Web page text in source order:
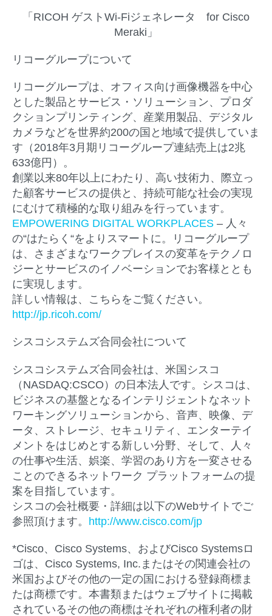
「RICOH ゲストWi-Fiジェネレータ for Cisco
Meraki」
リコーグループについて
リコーグループは、オフィス向け画像機器を中心
とした製品とサービス・ソリューション、プロダ
クションプリンティング、産業用製品、デジタル
カメラなどを世界約200の国と地域で提供していま
す（2018年3月期リコーグループ連結売上は2兆
633億円）。
創業以来80年以上にわたり、高い技術力、際立っ
た顧客サービスの提供と、持続可能な社会の実現
にむけて積極的な取り組みを行っています。
EMPOWERING DIGITAL WORKPLACES – 人々
の“はたらく“をよりスマートに。リコーグループ
は、さまざまなワークプレイスの変革をテクノロ
ジーとサービスのイノベーションでお客様ととも
に実現します。
詳しい情報は、こちらをご覧ください。
http://jp.ricoh.com/
シスコシステムズ合同会社について
シスコシステムズ合同会社は、米国シスコ
（NASDAQ:CSCO）の日本法人です。シスコは、
ビジネスの基盤となるインテリジェントなネット
ワーキングソリューションから、音声、映像、デ
ータ、ストレージ、セキュリティ、エンターテイ
メントをはじめとする新しい分野、そして、人々
の仕事や生活、娯楽、学習のあり方を一変させる
ことのできるネットワーク プラットフォームの提
案を目指しています。
シスコの会社概要・詳細は以下のWebサイトでご
参照頂けます。 http://www.cisco.com/jp
*Cisco、Cisco Systems、およびCisco Systemsロ
ゴは、Cisco Systems, Inc.またはその関連会社の
米国およびその他の一定の国における登録商標ま
たは商標です。本書類またはウェブサイトに掲載
されているその他の商標はそれぞれの権利者の財